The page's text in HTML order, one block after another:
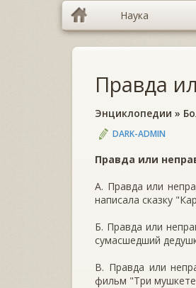
Наука
Правда
Энциклопедии »
DARK-ADMIN
Правда или
А. Правда или
написала сказку
Б. Правда или
сумасшедший
В. Правда или
фильм "Три